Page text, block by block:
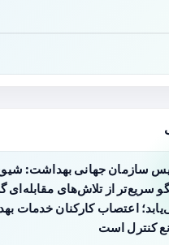
سازمان جهانی بهداشت: شیوع
سریع‌تر از تلاش‌های
اعتصاب کارکنان خدمات
کنترل است